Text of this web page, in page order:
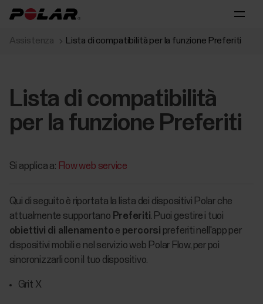
Assistenza Lista di compatibilità per la funzione Preferiti
Lista di compatibilità
per la funzione Preferiti
Si applica a: Flow web service
Qui di seguito è riportata la lista dei dispositivi Polar che
attualmente supportano Preferiti. Puoi gestire i tuoi
obiettivi di allenamento e percorsi preferiti nell'app per
dispositivi mobili e nel servizio web Polar Flow, per poi
sincronizzarli con il tuo dispositivo.
Grit X